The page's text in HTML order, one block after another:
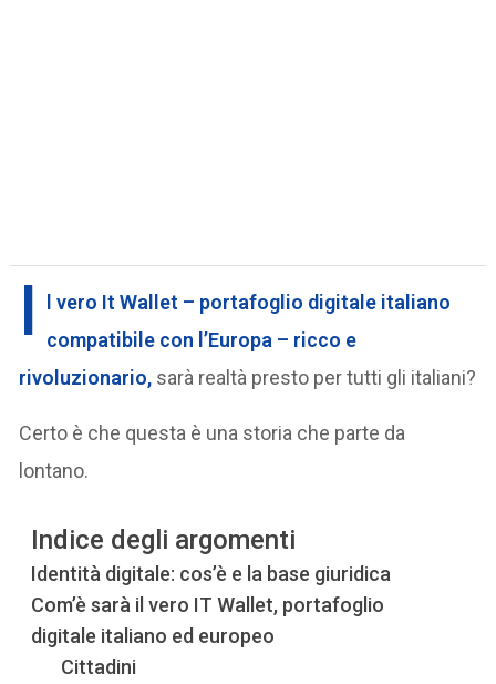
I
l vero It Wallet – portafoglio digitale italiano
compatibile con l’Europa – ricco e
rivoluzionario, sarà realtà presto per tutti gli italiani?
Certo è che questa è una storia che parte da
lontano.
Indice degli argomenti
Identità digitale: cos’è e la base giuridica
Com’è sarà il vero IT Wallet, portafoglio
digitale italiano ed europeo
Cittadini